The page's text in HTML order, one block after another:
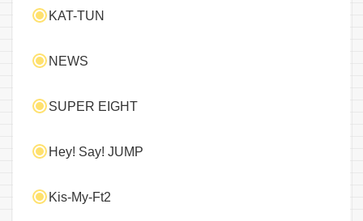
KAT-TUN
NEWS
SUPER EIGHT
Hey! Say! JUMP
Kis-My-Ft2